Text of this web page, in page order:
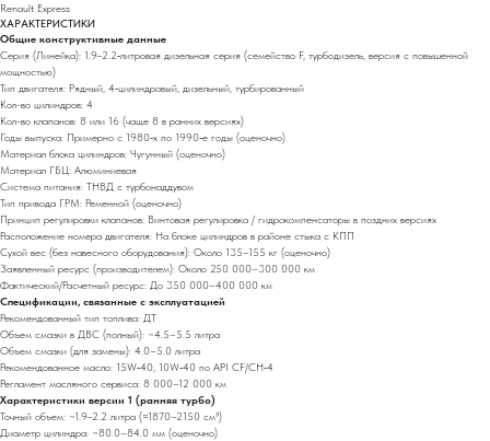
Renault Express
ХАРАКТЕРИСТИКИ
Общие конструктивные данные
Серия (Линейка): 1.9–2.2‑литровая дизельная серия (семейство F, турбодизель, версия с повышенной
мощностью)
Тип двигателя: Рядный, 4‑цилиндровый, дизельный, турбированный
Кол-во цилиндров: 4
Кол-во клапанов: 8 или 16 (чаще 8 в ранних версиях)
Годы выпуска: Примерно с 1980‑х по 1990‑е годы (оценочно)
Материал блока цилиндров: Чугунный (оценочно)
Материал ГБЦ: Алюминиевая
Система питания: ТНВД с турбонаддувом
Тип привода ГРМ: Ременной (оценочно)
Принцип регулировки клапанов: Винтовая регулировка / гидрокомпенсаторы в поздних версиях
Расположение номера двигателя: На блоке цилиндров в районе стыка с КПП
Сухой вес (без навесного оборудования): Около 135–155 кг (оценочно)
Заявленный ресурс (производителем): Около 250 000–300 000 км
Фактический/Расчетный ресурс: До 350 000–400 000 км
Спецификации, связанные с эксплуатацией
Рекомендованный тип топлива: ДТ
Объем смазки в ДВС (полный): ~4.5–5.5 литра
Объем смазки (для замены): 4.0–5.0 литра
Рекомендованное масло: 15W‑40, 10W‑40 по API CF/CH‑4
Регламент масляного сервиса: 8 000–12 000 км
Характеристики версии 1 (ранняя турбо)
Точный объем: ~1.9–2.2 литра (≈1870–2150 см³)
Диаметр цилиндра: ~80.0–84.0 мм (оценочно)